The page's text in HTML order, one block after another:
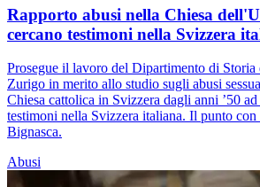
Rapporto abusi nella Chiesa
cercano testimoni nella Svizzera
Prosegue il lavoro del Dipartimento di Storia
Zurigo in merito allo studio sugli abusi
Chiesa cattolica in Svizzera dagli anni ’50
testimoni nella Svizzera italiana. Il punto con
Bignasca.
Abusi